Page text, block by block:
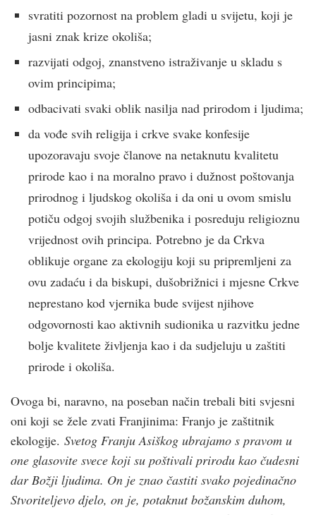
svratiti pozornost na problem gladi u svijetu, koji je
jasni znak krize okoliša;
razvijati odgoj, znanstveno istraživanje u skladu s
ovim principima;
odbacivati svaki oblik nasilja nad prirodom i ljudima;
da vođe svih religija i crkve svake konfesije
upozoravaju svoje članove na netaknutu kvalitetu
prirode kao i na moralno pravo i dužnost poštovanja
prirodnog i ljudskog okoliša i da oni u ovom smislu
potiču odgoj svojih službenika i posreduju religioznu
vrijednost ovih principa. Potrebno je da Crkva
oblikuje organe za ekologiju koji su pripremljeni za
ovu zadaću i da biskupi, dušobrižnici i mjesne Crkve
neprestano kod vjernika bude svijest njihove
odgovornosti kao aktivnih sudionika u razvitku jedne
bolje kvalitete življenja kao i da sudjeluju u zaštiti
prirode i okoliša.
Ovoga bi, naravno, na poseban način trebali biti svjesni
oni koji se žele zvati Franjinima: Franjo je zaštitnik
ekologije. Svetog Franju Asiškog ubrajamo s pravom u
one glasovite svece koji su poštivali prirodu kao čudesni
dar Božji ljudima. On je znao častiti svako pojedinačno
Stvoriteljevo djelo, on je, potaknut božanskim duhom,